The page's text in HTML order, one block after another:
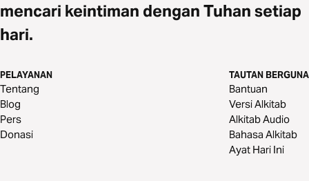
mencari keintiman dengan Tuhan setiap
hari.
PELAYANAN
Tentang
Blog
Pers
Donasi
TAUTAN BERGUNA
Bantuan
Versi Alkitab
Alkitab Audio
Bahasa Alkitab
Ayat Hari Ini